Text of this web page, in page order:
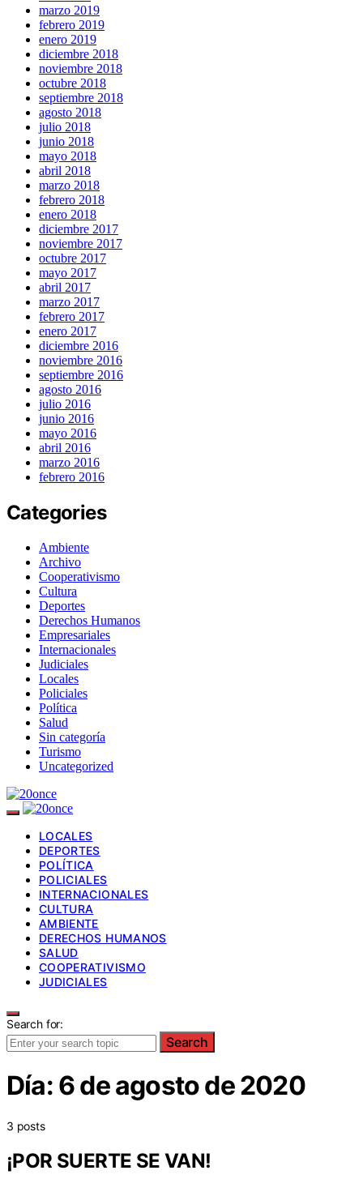
marzo 2019
febrero 2019
enero 2019
diciembre 2018
noviembre 2018
octubre 2018
septiembre 2018
agosto 2018
julio 2018
junio 2018
mayo 2018
abril 2018
marzo 2018
febrero 2018
enero 2018
diciembre 2017
noviembre 2017
octubre 2017
mayo 2017
abril 2017
marzo 2017
febrero 2017
enero 2017
diciembre 2016
noviembre 2016
septiembre 2016
agosto 2016
julio 2016
junio 2016
mayo 2016
abril 2016
marzo 2016
febrero 2016
Categories
Ambiente
Archivo
Cooperativismo
Cultura
Deportes
Derechos Humanos
Empresariales
Internacionales
Judiciales
Locales
Policiales
Política
Salud
Sin categoría
Turismo
Uncategorized
LOCALES
DEPORTES
POLÍTICA
POLICIALES
INTERNACIONALES
CULTURA
AMBIENTE
DERECHOS HUMANOS
SALUD
COOPERATIVISMO
JUDICIALES
Search for:
Search
Día: 6 de agosto de 2020
3 posts
¡POR SUERTE SE VAN!